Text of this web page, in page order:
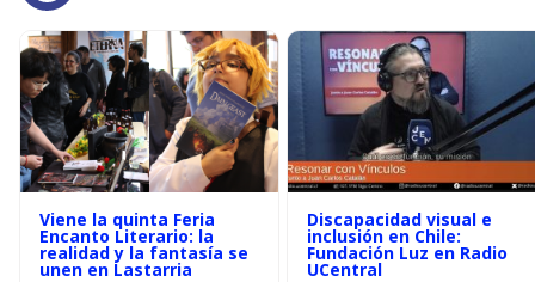
Viene la quinta Feria
Encanto Literario: la
realidad y la fantasía se
unen en Lastarria
Discapacidad visual e
inclusión en Chile:
Fundación Luz en Radio
UCentral